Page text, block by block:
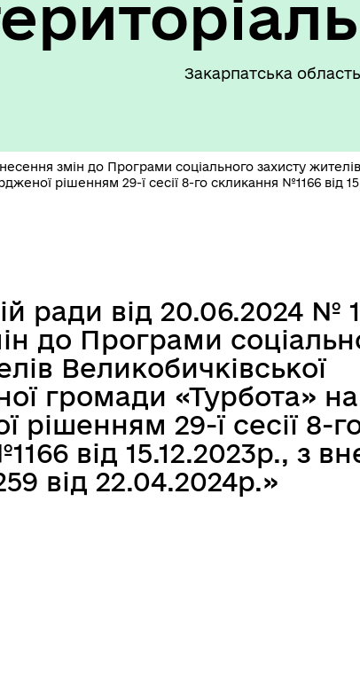
Закарпатська
змін до Програми соціального захисту
рішенням 29-ї сесії 8-го скликання №1166 від
ради від 20.06.2024 №
до Програми
Великобичківської
громади «Турбота» на
рішенням 29-ї сесії 8-
від 15.12.2023р., з
від 22.04.2024р.»